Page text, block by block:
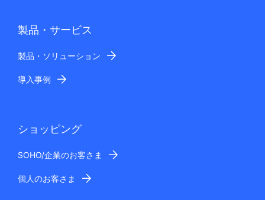
製品・サービス
製品・ソリューション
導入事例
ショッピング
SOHO/企業のお客さま
個人のお客さま